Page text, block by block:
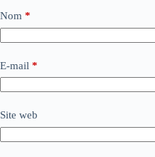
Nom *
E-mail *
Site web